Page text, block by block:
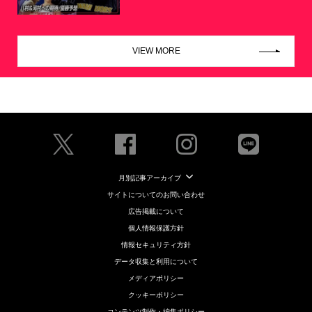
VIEW MORE
月別記事アーカイブ
サイトについてのお問い合わせ
広告掲載について
個人情報保護方針
情報セキュリティ方針
データ収集と利用について
メディアポリシー
クッキーポリシー